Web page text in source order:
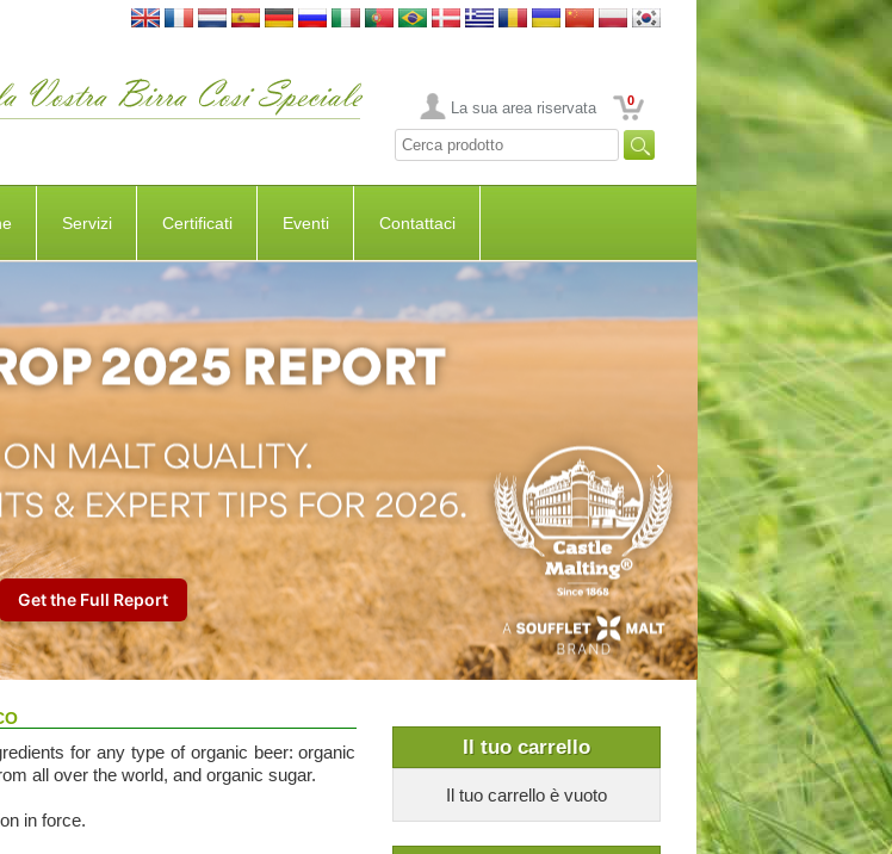
La sua area riservata 0
Servizi Certificati Eventi Contattaci
Il tuo carrello
Il tuo carrello è vuoto
for any type of organic beer: organic
all over the world, and organic sugar.
in force.